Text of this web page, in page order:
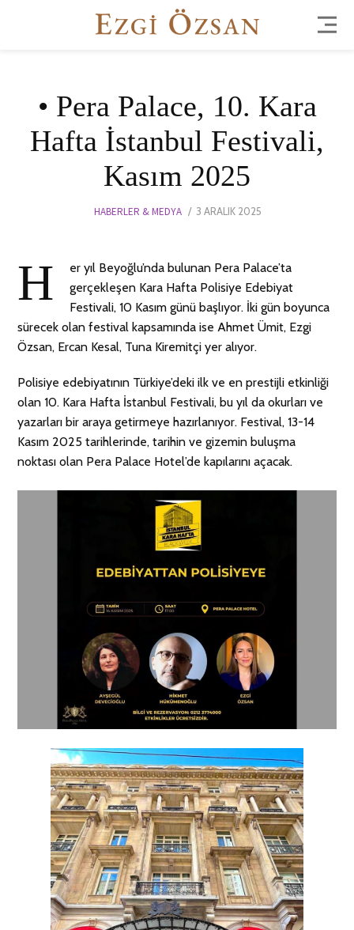
• Pera Palace, 10. Kara
Hafta İstanbul Festivali,
Kasım 2025
HABERLER & MEDYA
POSTED
3 ARALIK 2025
H
er yıl Beyoğlu’nda bulunan Pera Palace’ta
gerçekleşen Kara Hafta Polisiye Edebiyat
Festivali, 10 Kasım günü başlıyor. İki gün boyunca
sürecek olan festival kapsamında ise Ahmet Ümit, Ezgi
Özsan, Ercan Kesal, Tuna Kiremitçi yer alıyor.
Polisiye edebiyatının Türkiye’deki ilk ve en prestijli etkinliği
olan 10. Kara Hafta İstanbul Festivali, bu yıl da okurları ve
yazarları bir araya getirmeye hazırlanıyor. Festival, 13-14
Kasım 2025 tarihlerinde, tarihin ve gizemin buluşma
noktası olan Pera Palace Hotel’de kapılarını açacak.